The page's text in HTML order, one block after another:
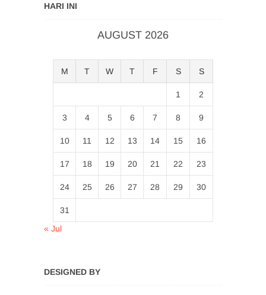
HARI INI
AUGUST 2026
M T W T F S S
1 2
3 4 5 6 7 8 9
10 11 12 13 14 15 16
17 18 19 20 21 22 23
24 25 26 27 28 29 30
31
« Jul
DESIGNED BY